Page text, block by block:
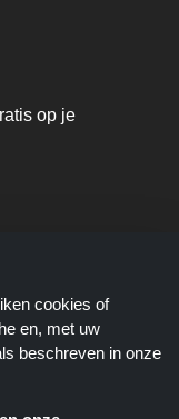
op je
cookies of
en, met uw
beschreven in onze